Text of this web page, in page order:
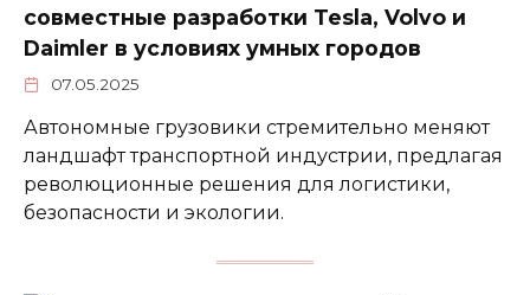
совместные разработки Tesla, Volvo и
Daimler в условиях умных городов
07.05.2025
Автономные грузовики стремительно меняют
ландшафт транспортной индустрии, предлагая
революционные решения для логистики,
безопасности и экологии.